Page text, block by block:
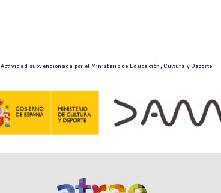
Actividad subvencionada por el Ministerio de Educación, Cultura y Deporte